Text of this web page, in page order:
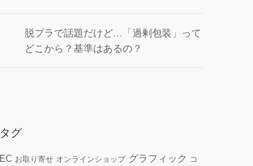
脱プラで話題だけど…「過剰包装」って
どこから？基準はあるの？
タグ
EC お取り寄せ オンラインショップ グラフィック
コ